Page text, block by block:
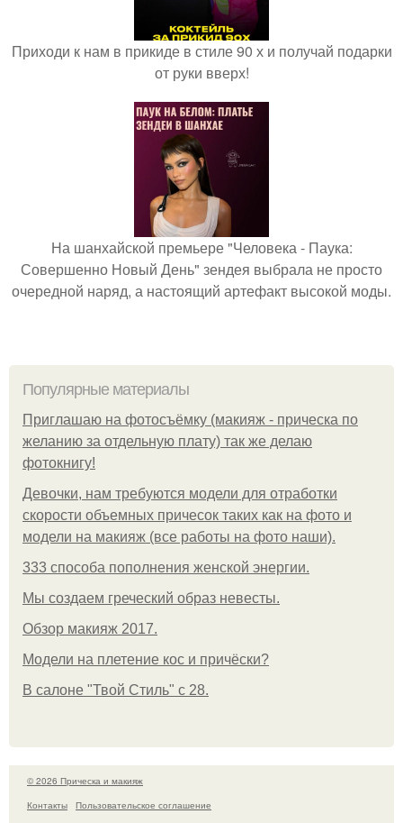
Приходи к нам в прикиде в стиле 90 х и получай подарки
от руки вверх!
На шанхайской премьере "Человека - Паука:
Совершенно Новый День" зендея выбрала не просто
очередной наряд, а настоящий артефакт высокой моды.
Популярные материалы
Приглашаю на фотосъёмку (макияж - прическа по
желанию за отдельную плату) так же делаю
фотокнигу!
Девочки, нам требуются модели для отработки
скорости объемных причесок таких как на фото и
модели на макияж (все работы на фото наши).
333 способа пополнения женской энергии.
Мы создаем греческий образ невесты.
Обзор макияж 2017.
Модели на плетение кос и причёски?
В салоне "Твой Стиль" с 28.
© 2026 Прическа и макияж
Контакты
Пользовательское соглашение